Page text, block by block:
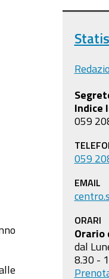
Indice
059
059
EMAIL
ORARI
Orario
dal
8.30 -